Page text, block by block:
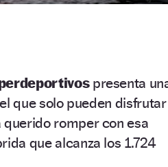
presenta
que solo pueden disfrutar
romper con esa
que alcanza los 1.724